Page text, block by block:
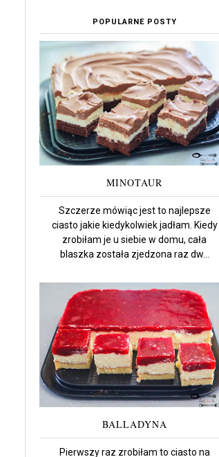
POPULARNE POSTY
MINOTAUR
Szczerze mówiąc jest to najlepsze
ciasto jakie kiedykolwiek jadłam. Kiedy
zrobiłam je u siebie w domu, cała
blaszka została zjedzona raz dw...
BALLADYNA
Pierwszy raz zrobiłam to ciasto na